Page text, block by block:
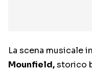
La scena musicale
Mounfield,storico